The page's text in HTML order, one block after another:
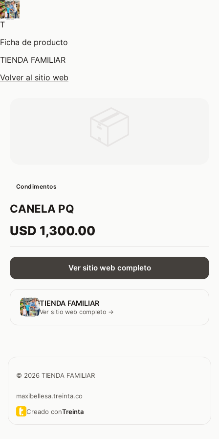
T
Ficha de producto
TIENDA FAMILIAR
Volver al sitio web
Condimentos
CANELA PQ
USD 1,300.00
Ver sitio web completo
TIENDA FAMILIAR
Ver sitio web completo →
© 2026 TIENDA FAMILIAR
maxibellesa.treinta.co
Creado conTreinta